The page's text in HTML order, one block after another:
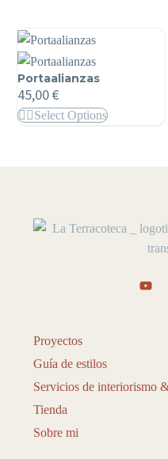
Portaalianzas
45,00€
Select Options
Proyectos
Guía de estilos
Servicios de interiorismo
Tienda
Sobre mi